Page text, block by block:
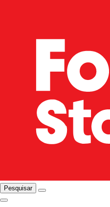
Pesquisar